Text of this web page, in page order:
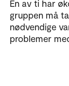
En av ti har
gruppen må
nødvendige
problemer